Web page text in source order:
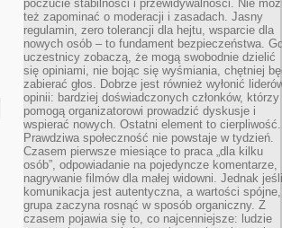
poczucie stabilności i przewidywalności. Nie
też zapominać o moderacji i zasadach. Jasny
regulamin, zero tolerancji dla hejtu, wsparcie dla
nowych osób – to fundament bezpieczeństwa.
uczestnicy zobaczą, że mogą swobodnie dzielić
się opiniami, nie bojąc się wyśmiania, chętniej
zabierać głos. Dobrze jest również wyłonić
opinii: bardziej doświadczonych członków, którzy
pomogą organizatorowi prowadzić dyskusje i
wspierać nowych. Ostatni element to cierpliwość.
Prawdziwa społeczność nie powstaje w tydzień.
Czasem pierwsze miesiące to praca „dla kilku
osób”, odpowiadanie na pojedyncze komentarze,
nagrywanie filmów dla małej widowni. Jednak jeśli
komunikacja jest autentyczna, a wartości spójne,
grupa zaczyna rosnąć w sposób organiczny. Z
czasem pojawia się to, co najcenniejsze: ludzie